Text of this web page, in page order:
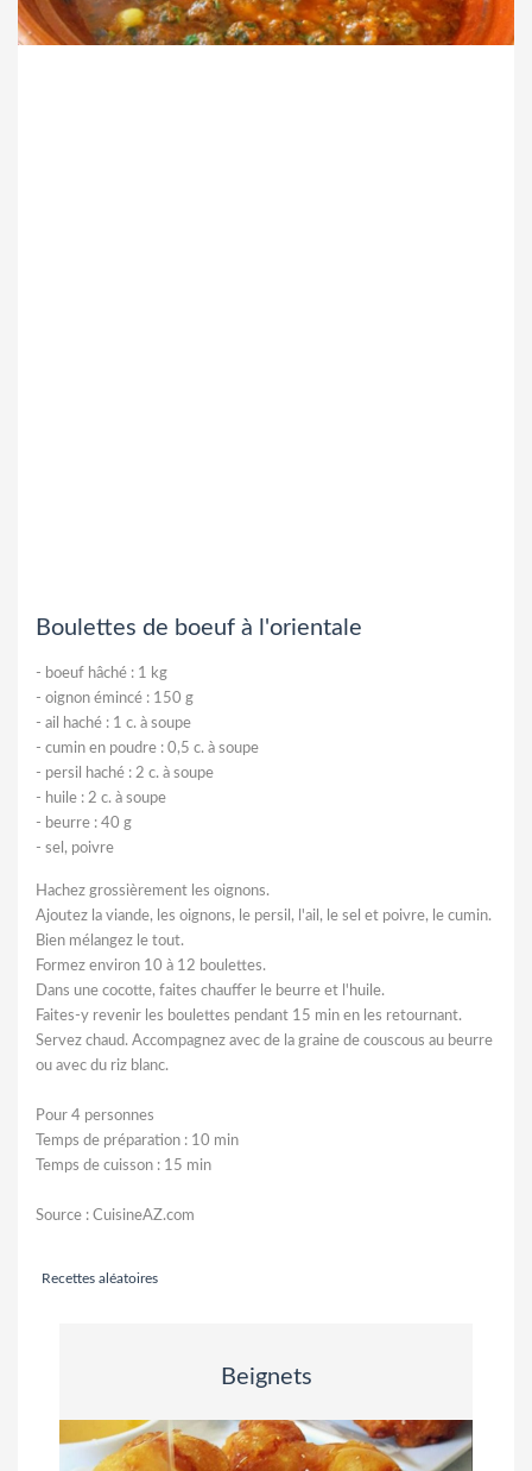
Boulettes de boeuf à l'orientale
- boeuf hâché : 1 kg
- oignon émincé : 150 g
- ail haché : 1 c. à soupe
- cumin en poudre : 0,5 c. à soupe
- persil haché : 2 c. à soupe
- huile : 2 c. à soupe
- beurre : 40 g
- sel, poivre
Hachez grossièrement les oignons.
Ajoutez la viande, les oignons, le persil, l'ail, le sel et poivre, le cumin.
Bien mélangez le tout.
Formez environ 10 à 12 boulettes.
Dans une cocotte, faites chauffer le beurre et l'huile.
Faites-y revenir les boulettes pendant 15 min en les retournant.
Servez chaud. Accompagnez avec de la graine de couscous au beurre
ou avec du riz blanc.
Pour 4 personnes
Temps de préparation : 10 min
Temps de cuisson : 15 min
Source : CuisineAZ.com
Recettes aléatoires
Beignets